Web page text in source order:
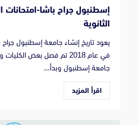
إسطنبول جراح باشا-امتحانات
الثانوية
في عام 2018 تم فصل بعض
جامعة إسطنبول وبدأ...
اقرأ المزيد